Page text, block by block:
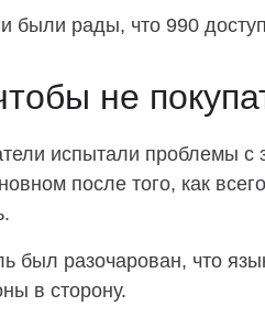
были рады, что 990
не
испытали проблемы с
после того, как
был разочарован, что
в сторону.